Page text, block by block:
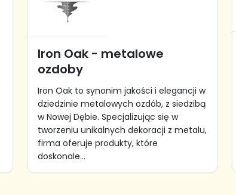
Iron Oak - metalowe
ozdoby
Iron Oak to synonim jakości i elegancji w
dziedzinie metalowych ozdób, z siedzibą
w Nowej Dębie. Specjalizując się w
tworzeniu unikalnych dekoracji z metalu,
firma oferuje produkty, które
doskonale...